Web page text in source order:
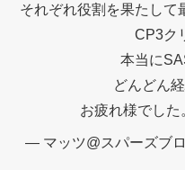
それぞれ役割を果たして
CP3ク
本当に
どんどん
お疲れ様でした
— マッツ@スパーズブ